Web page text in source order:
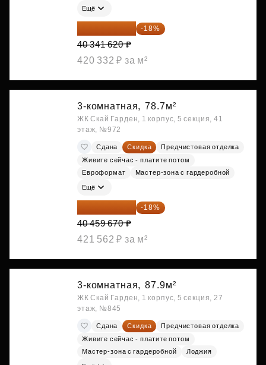
Ещё
33 080 128 ₽ -18%
40 341 620 ₽
420 332 ₽ за м²
3-комнатная, 78.7м²
ЖК Скай Гарден, 1 корпус, 5 секция, 41
этаж, №972
Сдана Скидка
Предчистовая отделка
Живите сейчас - платите потом
Евроформат
Мастер-зона с гардеробной
Ещё
33 176 929 ₽ -18%
40 459 670 ₽
421 562 ₽ за м²
3-комнатная, 87.9м²
ЖК Скай Гарден, 1 корпус, 5 секция, 27
этаж, №845
Сдана Скидка
Предчистовая отделка
Живите сейчас - платите потом
Мастер-зона с гардеробной
Лоджия